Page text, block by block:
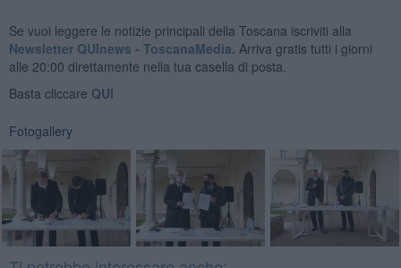
Se vuoi leggere le notizie principali della Toscana iscriviti alla
Newsletter QUInews - ToscanaMedia. Arriva gratis tutti i giorni
alle 20:00 direttamente nella tua casella di posta.
Basta cliccare QUI
Fotogallery